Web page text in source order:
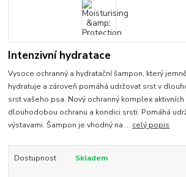
Intenzivní hydratace
Vysoce ochranný a hydratační šampon, který
hydratuje a zároveň pomáhá udržovat srst v
srst vašeho psa. Nový ochranný komplex
dlouhodobou ochranu a kondici srsti. Pomáhá
výstavami. Šampon je vhodný na ... celý popis
Dostupnost Skladem